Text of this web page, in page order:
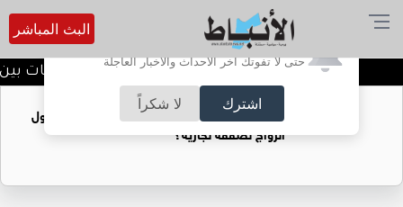
أترغب في تفعيل الإشعارات؟
حتى لا تفوتك آخر الأحداث والأخبار العاجلة
اشترك لا شكراً
البث المباشر
الدويري يؤكد عمق العلاقات بين
فتيات يستغللنه لتحقيق مكاسب مادية.. هل تحول
الزواج لصفقة تجارية؟